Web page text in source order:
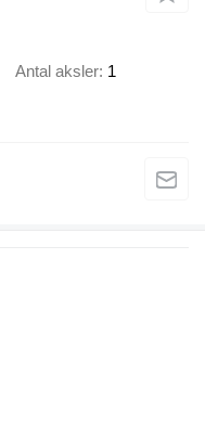
Antal aksler 1